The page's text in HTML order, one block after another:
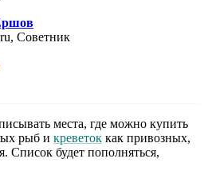
Советник
места, где можно купить
рыб и креветок как привозных,
Список будет пополняться,